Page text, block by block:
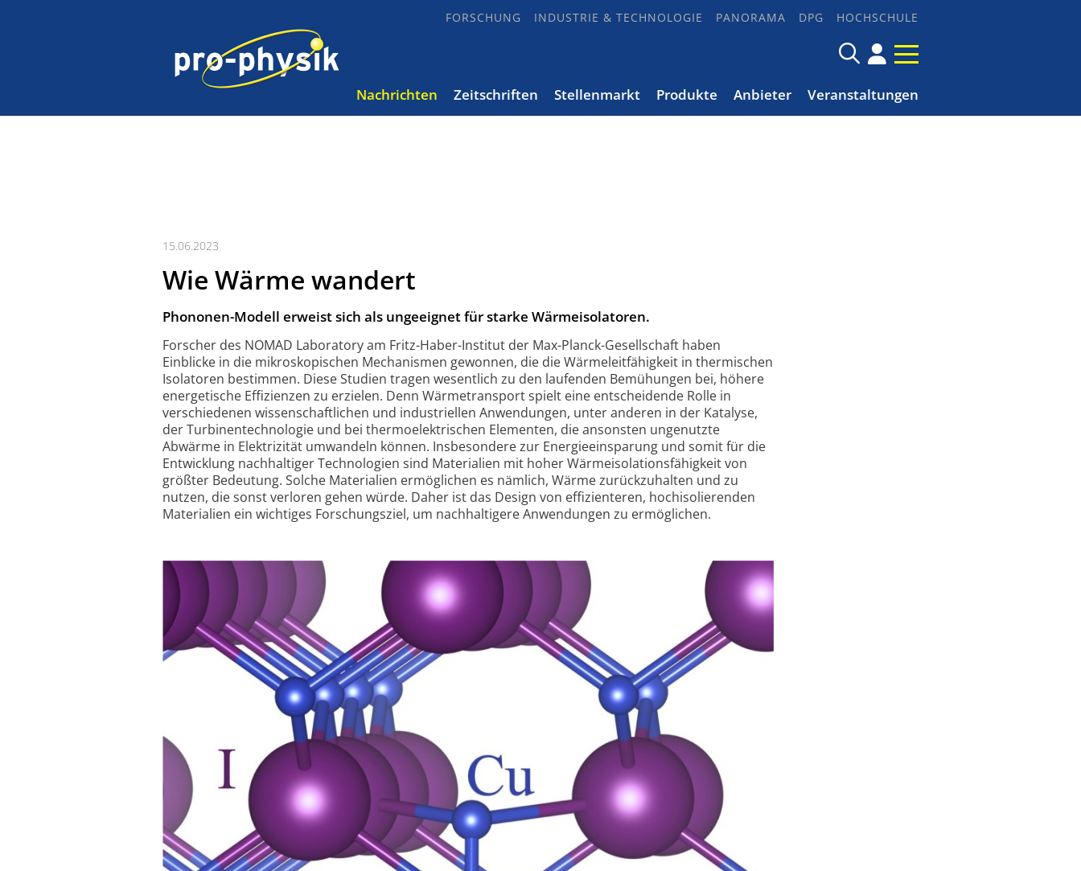
FORSCHUNG INDUSTRIE & TECHNOLOGIE PANORAMA DPG HOCHSCHULE
Nachrichten Zeitschriften Stellenmarkt Produkte Anbieter Veranstaltungen
15.06.2023
Wie Wärme wandert
Phononen-Modell erweist sich als ungeeignet für starke Wärmeisolatoren.
Forscher des NOMAD Laboratory am Fritz-Haber-Institut der Max-Planck-Gesellschaft haben
Einblicke in die mikroskopischen Mechanismen gewonnen, die die Wärmeleit­fähigkeit in thermischen
Isolatoren bestimmen. Diese Studien tragen wesentlich zu den laufenden Bemühungen bei, höhere
energetische Effizienzen zu erzielen. Denn Wärme­transport spielt eine entscheidende Rolle in
verschiedenen wissenschaftlichen und industriellen Anwendungen, unter anderen in der Katalyse,
der Turbinen­technologie und bei thermo­elektrischen Elementen, die ansonsten ungenutzte
Abwärme in Elektrizität umwandeln können. Insbesondere zur Energie­einsparung und somit für die
Entwicklung nachhaltiger Technologien sind Materialien mit hoher Wärme­isolations­fähigkeit von
größter Bedeutung. Solche Materialien ermöglichen es nämlich, Wärme zurückzuhalten und zu
nutzen, die sonst verloren gehen würde. Daher ist das Design von effizienteren, hoch­isolierenden
Materialien ein wichtiges Forschungs­ziel, um nachhaltigere Anwendungen zu ermöglichen.